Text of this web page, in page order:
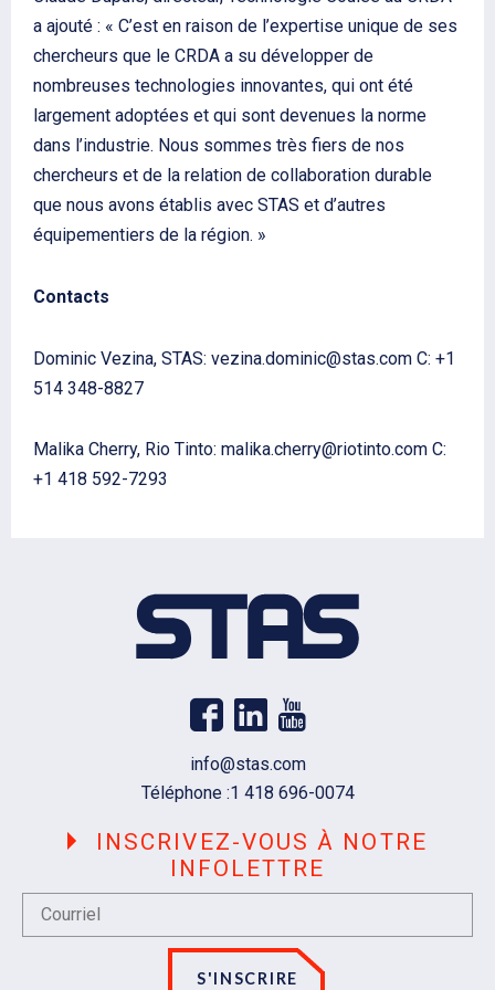
a ajouté : « C’est en raison de l’expertise unique de ses
chercheurs que le CRDA a su développer de
nombreuses technologies innovantes, qui ont été
largement adoptées et qui sont devenues la norme
dans l’industrie. Nous sommes très fiers de nos
chercheurs et de la relation de collaboration durable
que nous avons établis avec STAS et d’autres
équipementiers de la région. »
Contacts
Dominic Vezina, STAS: vezina.dominic@stas.com C: +1
514 348-8827
Malika Cherry, Rio Tinto: malika.cherry@riotinto.com C:
+1 418 592-7293
Courriel
info@stas.com
Téléphone :1 418 696-0074
INSCRIVEZ-VOUS À NOTRE
INFOLETTRE
S'INSCRIRE